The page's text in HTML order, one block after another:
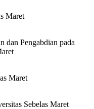
Maret
dan Pengabdian pada
Maret
Sebelas Maret